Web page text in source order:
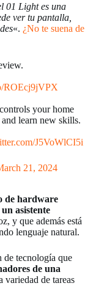
01 Light es una
ver tu pantalla,
«. ¿No te suena de
ROEcj9jVPX
your home
learn new skills.
J5VoWlCI5i
21, 2024
de hardware
asistente
y que además está
lenguaje natural.
de tecnología que
de una
variedad de tareas